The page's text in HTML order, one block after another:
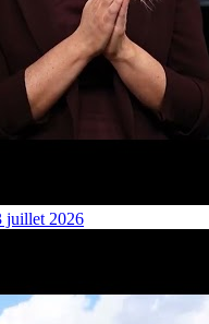
juillet 2026